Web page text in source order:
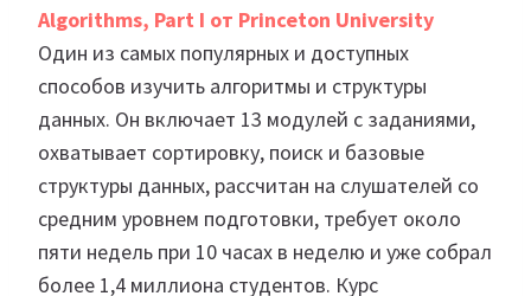
Algorithms, Part I от Princeton University
Один из самых популярных и доступных
способов изучить алгоритмы и структуры
данных. Он включает 13 модулей с заданиями,
охватывает сортировку, поиск и базовые
структуры данных, рассчитан на слушателей со
средним уровнем подготовки, требует около
пяти недель при 10 часах в неделю и уже собрал
более 1,4 миллиона студентов. Курс